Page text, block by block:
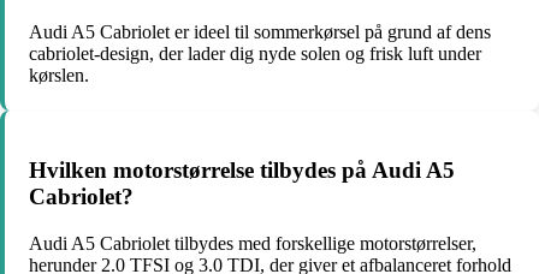
Audi A5 Cabriolet er ideel til sommerkørsel på grund af dens
cabriolet-design, der lader dig nyde solen og frisk luft under
kørslen.
Hvilken motorstørrelse tilbydes på Audi A5
Cabriolet?
Audi A5 Cabriolet tilbydes med forskellige motorstørrelser,
herunder 2.0 TFSI og 3.0 TDI, der giver et afbalanceret forhold